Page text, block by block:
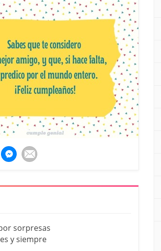
sorpresas
y siempre